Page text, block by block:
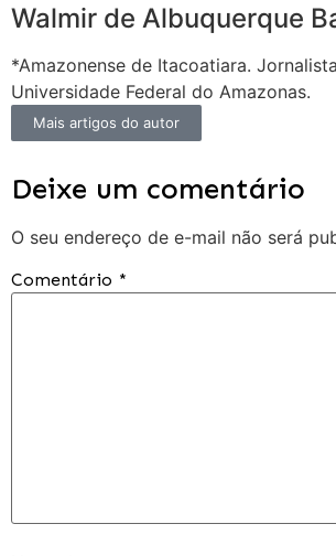
Walmir de Albuquerque
*Amazonense de Itacoatiara.
Universidade Federal do Amazonas.
Mais artigos do autor
Deixe um comentário
O seu endereço de e-mail não será
Comentário *